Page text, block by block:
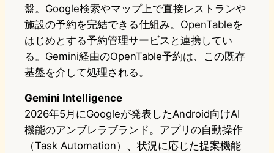
盤。Google検索やマップ上で直接レストランや
施設の予約を完結できる仕組み。OpenTableを
はじめとする予約管理サービスと連携してい
る。Gemini経由のOpenTable予約は、この既存
基盤を介して処理される。
Gemini Intelligence
2026年5月にGoogleが発表したAndroid向けAI
機能のアンブレラブランド。アプリの自動操作
（Task Automation）、状況に応じた提案機能